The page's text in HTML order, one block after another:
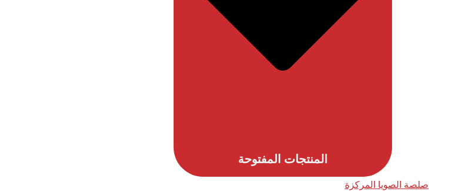
المنتجات المفتوحة
صلصة الصويا المركزة